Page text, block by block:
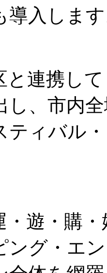
導入しま
と連携し
し、市内
ティバル
・遊・購
ング・エ